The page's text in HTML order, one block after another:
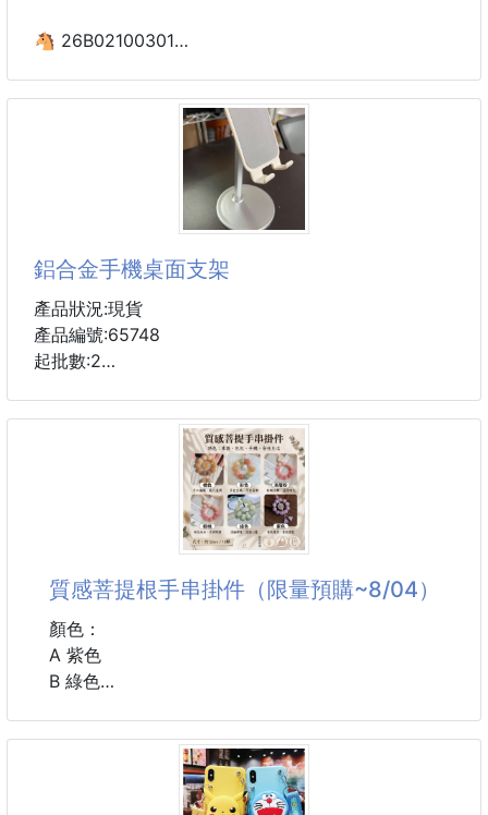
🐴 26B02100301
天氣乾冷、長時間站立或穿鞋摩擦
腳跟變得乾燥粗糙，甚至摸起來不平滑😣
【腳跟防裂矽膠襪套】
幫助乳液停留在腳跟位置，不易被摩擦帶走
讓日常保養更省心，居家、睡前都適合使用🌙
✅內置矽膠設計，貼合腳跟
幫助維持腳跟的濕潤環境，減少乾燥不適感
穿著時柔軟服貼，不影響日常行走或休息時間
✅彈性襪套，舒適不緊繃
彈性織法設計，穿脫方便、不勒腳
鋁合金手機桌面支架
產品狀況:現貨
產品編號:65748
起批數:2
材質：鋁合金+ABS+硅膠
不做低頭族 ，愉悅生活，取悅自己，每個角度都怡然
追劇
單手取放，直播追劇更舒心，簡單操作，放上手機即可
使用
看電影不擋字幕，不用再做低頭族囉
#手機支架
質感菩提根手串掛件（限量預購~8/04）
顏色：
A 紫色
B 綠色